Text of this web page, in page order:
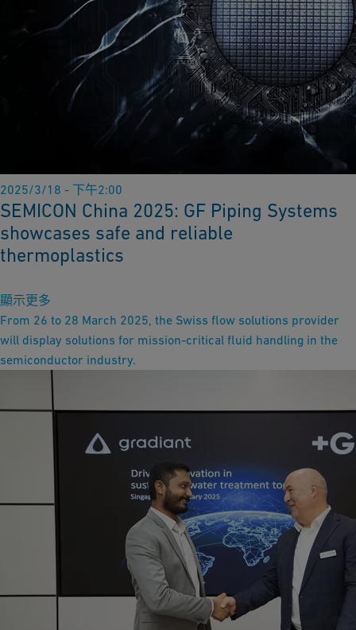
2025/3/18 - 下午2:00
SEMICON China 2025: GF Piping Systems
showcases safe and reliable
thermoplastics
顯示更多
From 26 to 28 March 2025, the Swiss flow solutions provider
will display solutions for mission-critical fluid handling in the
semiconductor industry.